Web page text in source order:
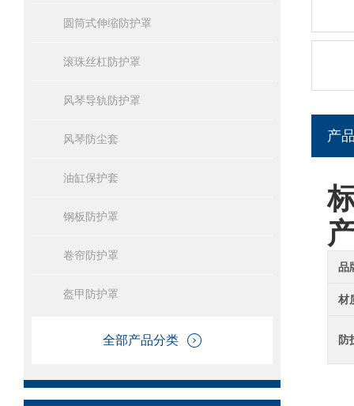
圆筒式伸缩防护罩
滚珠丝杠防护罩
风琴导轨防护罩
风琴防尘套
油缸保护套
钢板防护罩
卷帘防护罩
盔甲防护罩
全部产品分类
产
品
材
防